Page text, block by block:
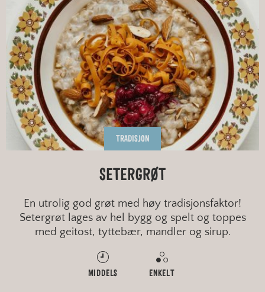
TRADISJON
SETERGRØT
En utrolig god grøt med høy tradisjonsfaktor!
Setergrøt lages av hel bygg og spelt og toppes
med geitost, tyttebær, mandler og sirup.
MIDDELS ENKELT